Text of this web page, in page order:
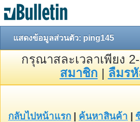
แสดงข้อมูลส่วนตัว: ping145
กรุณาสละเวลาเพียง
สมาชิก | ลืมร
กลับไปหน้าแรก ค้นหาสินค้า